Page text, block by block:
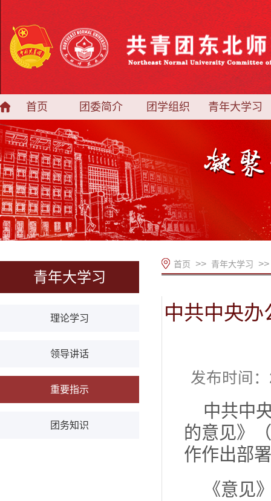
首页 团委简介 团学组织 青年大学习
青年大学习
理论学习
领导讲话
重要指示
团务知识
首页 >> 青年大学习 >>
中共中央
发布时
中共中
的意见》
作作出部
《意见